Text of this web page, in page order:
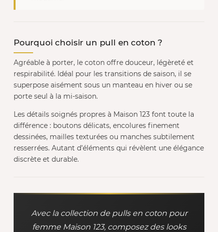
Pourquoi choisir un pull en coton ?
Agréable à porter, le coton offre douceur, légèreté et
respirabilité. Idéal pour les transitions de saison, il se
superpose aisément sous un manteau en hiver ou se
porte seul à la mi-saison.
Les détails soignés propres à Maison 123 font toute la
différence : boutons délicats, encolures finement
dessinées, mailles texturées ou manches subtilement
resserrées. Autant d’éléments qui révèlent une élégance
discrète et durable.
Avec la collection de pulls en coton pour
femme Maison 123, composez des looks